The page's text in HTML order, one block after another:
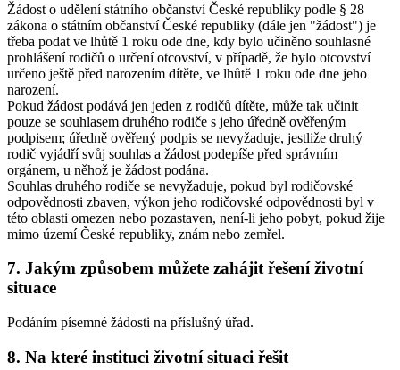
Žádost o udělení státního občanství České republiky podle § 28
zákona o státním občanství České republiky (dále jen "žádost") je
třeba podat ve lhůtě 1 roku ode dne, kdy bylo učiněno souhlasné
prohlášení rodičů o určení otcovství, v případě, že bylo otcovství
určeno ještě před narozením dítěte, ve lhůtě 1 roku ode dne jeho
narození.
Pokud žádost podává jen jeden z rodičů dítěte, může tak učinit
pouze se souhlasem druhého rodiče s jeho úředně ověřeným
podpisem; úředně ověřený podpis se nevyžaduje, jestliže druhý
rodič vyjádří svůj souhlas a žádost podepíše před správním
orgánem, u něhož je žádost podána.
Souhlas druhého rodiče se nevyžaduje, pokud byl rodičovské
odpovědnosti zbaven, výkon jeho rodičovské odpovědnosti byl v
této oblasti omezen nebo pozastaven, není-li jeho pobyt, pokud žije
mimo území České republiky, znám nebo zemřel.
7. Jakým způsobem můžete zahájit řešení životní
situace
Podáním písemné žádosti na příslušný úřad.
8. Na které instituci životní situaci řešit